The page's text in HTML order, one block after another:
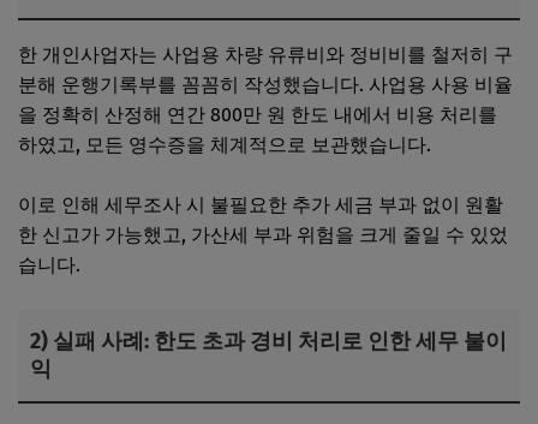
한 개인사업자는 사업용 차량 유류비와 정비비를 철저히 구
분해 운행기록부를 꼼꼼히 작성했습니다. 사업용 사용 비율
을 정확히 산정해 연간 800만 원 한도 내에서 비용 처리를
하였고, 모든 영수증을 체계적으로 보관했습니다.
이로 인해 세무조사 시 불필요한 추가 세금 부과 없이 원활
한 신고가 가능했고, 가산세 부과 위험을 크게 줄일 수 있었
습니다.
2) 실패 사례: 한도 초과 경비 처리로 인한 세무 불이
익